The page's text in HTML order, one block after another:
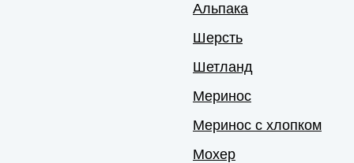
Альпака
Шерсть
Шетланд
Меринос
Меринос с хлопком
Мохер